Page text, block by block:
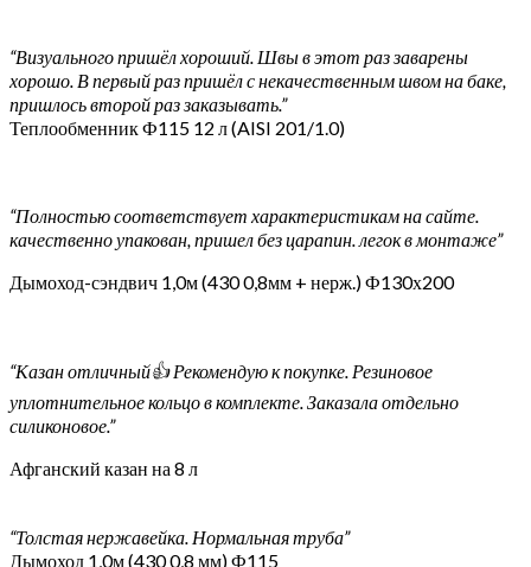
“Визуального пришёл хороший. Швы в этот раз заварены
хорошо. В первый раз пришёл с некачественным швом на баке,
пришлось второй раз заказывать.”
Теплообменник Ф115 12 л (AISI 201/1.0)
“Полностью соответствует характеристикам на сайте.
качественно упакован, пришел без царапин. легок в монтаже”
Дымоход-сэндвич 1,0м (430 0,8мм + нерж.) Ф130х200
“Казан отличный👍 Рекомендую к покупке. Резиновое
уплотнительное кольцо в комплекте. Заказала отдельно
силиконовое.”
Афганский казан на 8 л
“Толстая нержавейка. Нормальная труба”
Дымоход 1,0м (430 0,8 мм) Ф115